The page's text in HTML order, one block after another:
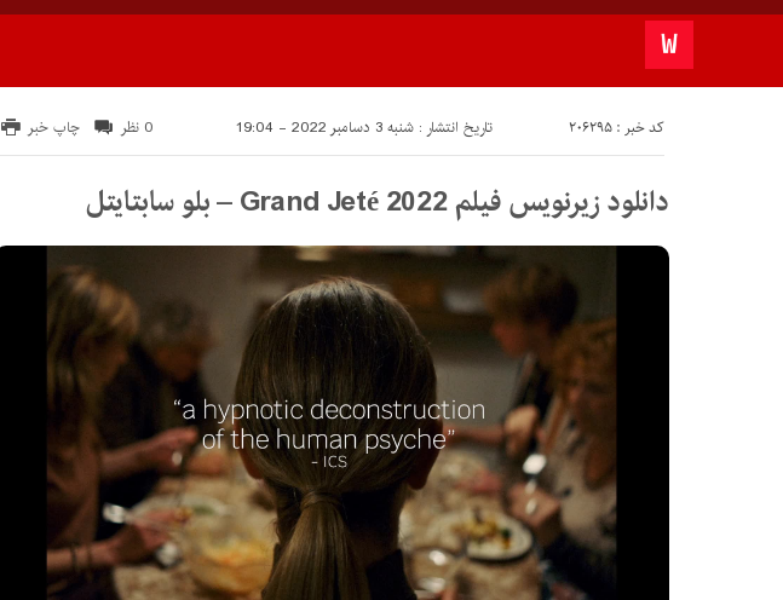
تاریخ انتشار : شنبه 3 دسامبر 2022 - 19:04 کد خبر : 206295 چاپ خبر 0 نظر
دانلود زیرنویس فیلم Grand Jeté 2022 – بلو سابتايتل